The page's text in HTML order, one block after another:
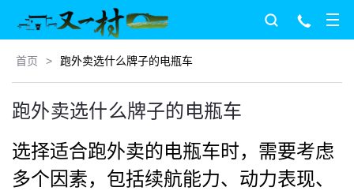
首页 > 跑外卖选什么牌子的电瓶车
跑外卖选什么牌子的电瓶车
选择适合跑外卖的电瓶车时，需要考虑
多个因素，包括续航能力、动力表现、